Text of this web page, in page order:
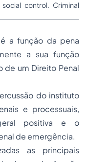
control. Criminal
a função da pena
a sua função
de um Direito Penal
do instituto
e processuais,
positiva e o
de emergência.
as principais